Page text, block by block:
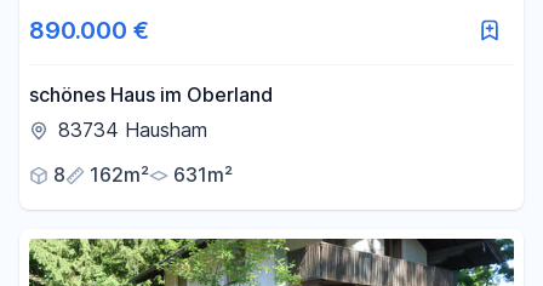
890.000 €
schönes Haus im Oberland
83734 Hausham
8
162m² 631m²